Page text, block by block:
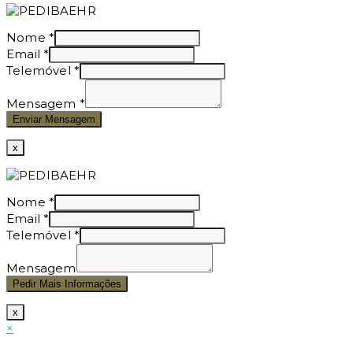
Nome *
Email*
Telemóvel *
Mensagem *
Enviar Mensagem
x
Nome *
Email*
Telemóvel *
Mensagem
Pedir Mais Informações
x
×